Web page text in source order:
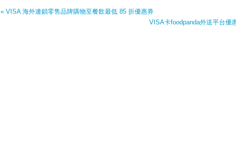
« VISA 海外連鎖零售品牌購物至餐飲最低 85 折優惠券
VISA卡foodpanda外送平台優